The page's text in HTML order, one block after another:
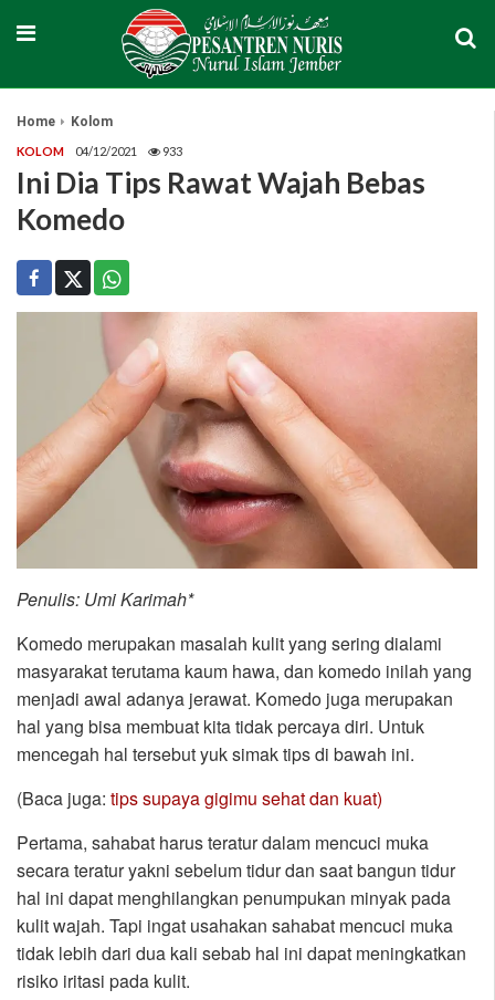
Home Kolom
KOLOM 04/12/2021 933
Ini Dia Tips Rawat Wajah Bebas
Komedo
Penulis: Umi Karimah*
Komedo merupakan masalah kulit yang sering dialami
masyarakat terutama kaum hawa, dan komedo inilah yang
menjadi awal adanya jerawat. Komedo juga merupakan
hal yang bisa membuat kita tidak percaya diri. Untuk
mencegah hal tersebut yuk simak tips di bawah ini.
(Baca juga: tips supaya gigimu sehat dan kuat)
Pertama, sahabat harus teratur dalam mencuci muka
secara teratur yakni sebelum tidur dan saat bangun tidur
hal ini dapat menghilangkan penumpukan minyak pada
kulit wajah. Tapi ingat usahakan sahabat mencuci muka
tidak lebih dari dua kali sebab hal ini dapat meningkatkan
risiko iritasi pada kulit.